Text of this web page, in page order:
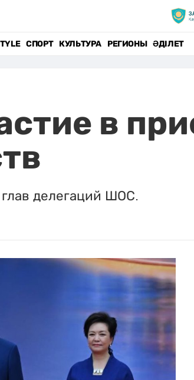
СПОРТ КУЛЬТУРА РЕГИОНЫ ӘДІЛЕТ
в
делегаций ШОС.